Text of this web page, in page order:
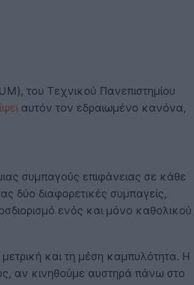
του Τεχνικού Πανεπιστημίου
αυτόν τον εδραιωμένο κανόνα,
συμπαγούς επιφάνειας σε κάθε
δύο διαφορετικές συμπαγείς,
ενός και μόνο καθολικού
και τη μέση καμπυλότητα. Η
αν κινηθούμε αυστηρά πάνω στο